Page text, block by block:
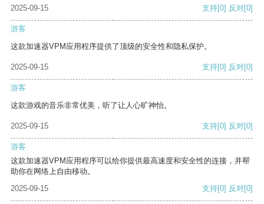
2025-09-15
支持[0] 反对[0]
游客
这款加速器VPM应用程序提供了顶级的安全性和隐私保护。
2025-09-15 支持[0] 反对[0]
游客
这款游戏的音乐非常优美，听了让人心旷神怡。
2025-09-15 支持[0] 反对[0]
游客
这款加速器VPM应用程序可以给你提供最高速度和安全性的连接，并帮
助你在网络上自由移动。
2025-09-15
支持[0] 反对[0]